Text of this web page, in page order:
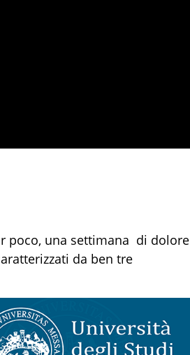
poco, una settimana di dolore
da ben tre